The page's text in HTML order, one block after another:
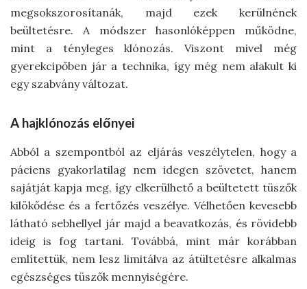
megsokszorosítanák, majd ezek kerülnének
beültetésre. A módszer hasonlóképpen működne,
mint a tényleges klónozás. Viszont mivel még
gyerekcipőben jár a technika, így még nem alakult ki
egy szabvány változat.
A hajklónozás előnyei
Abból a szempontból az eljárás veszélytelen, hogy a
páciens gyakorlatilag nem idegen szövetet, hanem
sajátját kapja meg, így elkerülhető a beültetett tüszők
kilökődése és a fertőzés veszélye. Vélhetően kevesebb
látható sebhellyel jár majd a beavatkozás, és rövidebb
ideig is fog tartani. Továbbá, mint már korábban
említettük, nem lesz limitálva az átültetésre alkalmas
egészséges tüszők mennyiségére.